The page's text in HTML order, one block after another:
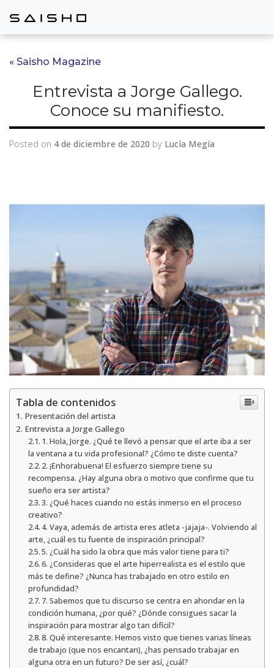
« Saisho Magazine
Entrevista a Jorge Gallego.
Conoce su manifiesto.
Posted on 4 de diciembre de 2020 by Lucía Megía
Tabla de contenidos
Presentación del artista
Entrevista a Jorge Gallego
1. Hola, Jorge. ¿Qué te llevó a pensar que el arte iba a ser
la ventana a tu vida profesional? ¿Cómo te diste cuenta?
2. ¡Enhorabuena! El esfuerzo siempre tiene su
recompensa. ¿Hay alguna obra o motivo que confirme que tu
sueño era ser artista?
3. ¿Qué haces cuando no estás inmerso en el proceso
creativo?
4. Vaya, además de artista eres atleta -jajaja-. Volviendo al
arte, ¿cuál es tu fuente de inspiración principal?
5. ¿Cuál ha sido la obra que más valor tiene para ti?
6. ¿Consideras que el arte hiperrealista es el estilo que
más te define? ¿Nunca has trabajado en otro estilo en
profundidad?
7. Sabemos que tu discurso se centra en ahondar en la
condición humana, ¿por qué? ¿Dónde consigues sacar la
inspiración para mostrar algo tan difícil?
8. Qué interesante. Hemos visto que tienes varias líneas
de trabajo (que nos encantan), ¿has pensado trabajar en
alguna otra en un futuro? De ser así, ¿cuál?